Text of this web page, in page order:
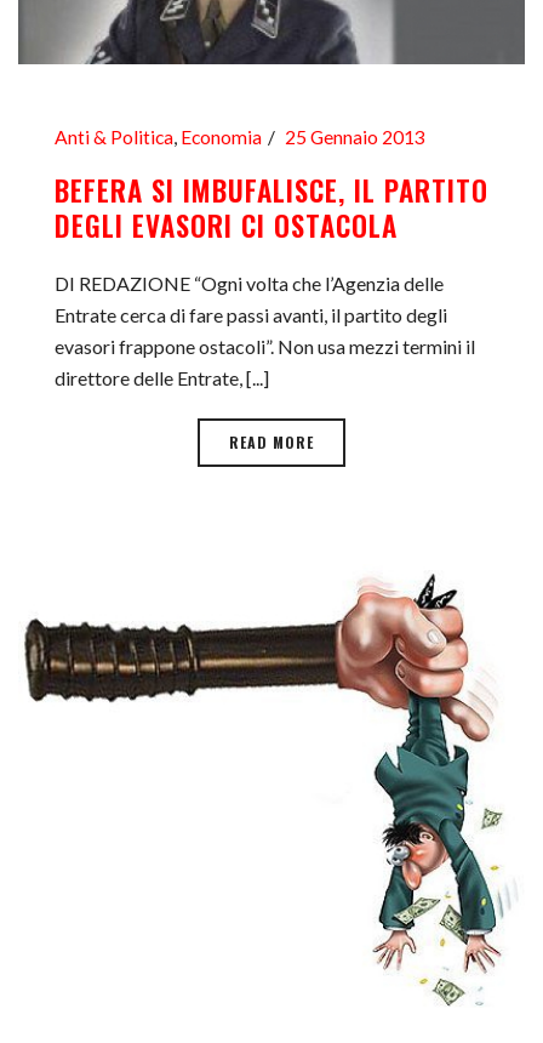
Anti & Politica, Economia 25 Gennaio 2013
BEFERA SI IMBUFALISCE, IL PARTITO
DEGLI EVASORI CI OSTACOLA
DI REDAZIONE “Ogni volta che l’Agenzia delle
Entrate cerca di fare passi avanti, il partito degli
evasori frappone ostacoli”. Non usa mezzi termini il
direttore delle Entrate, [...]
READ MORE